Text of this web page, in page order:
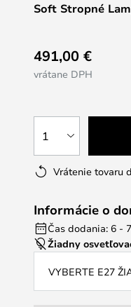
Soft Stropné
491,00 €
vrátane DPH
1
Vrátenie tovaru
Informácie o
Čas dodania: 6 -
Žiadny
VYBERTE E27